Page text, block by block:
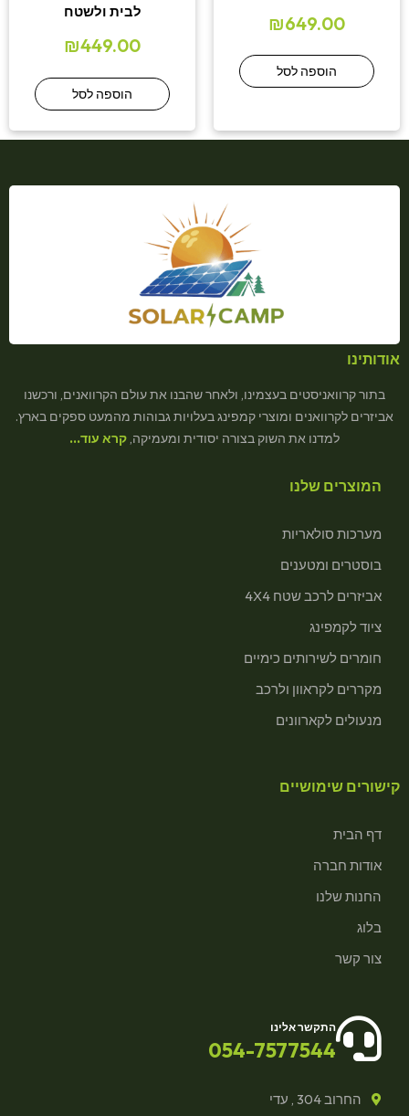
₪649.00
הוספה לסל
לבית ולשטח
₪449.00
הוספה לסל
אודותינו
בתור קרוואניסטים בעצמינו, ולאחר שהבנו את עולם הקרוואנים, ורכשנו
אביזרים לקרוואנים ומוצרי קמפינג בעלויות גבוהות מהמעט ספקים בארץ.
למדנו את השוק בצורה יסודית ומעמיקה, קרא עוד…
המוצרים שלנו
מערכות סולאריות
בוסטרים ומטענים
אביזרים לרכב שטח 4X4
ציוד לקמפינג
חומרים לשירותים כימיים
מקררים לקראוון ולרכב
מנעולים לקארוונים
קישורים שימושיים
דף הבית
אודות חברה
החנות שלנו
בלוג
צור קשר
התקשר אלינו
054-7577544
החרוב 304 , עדי